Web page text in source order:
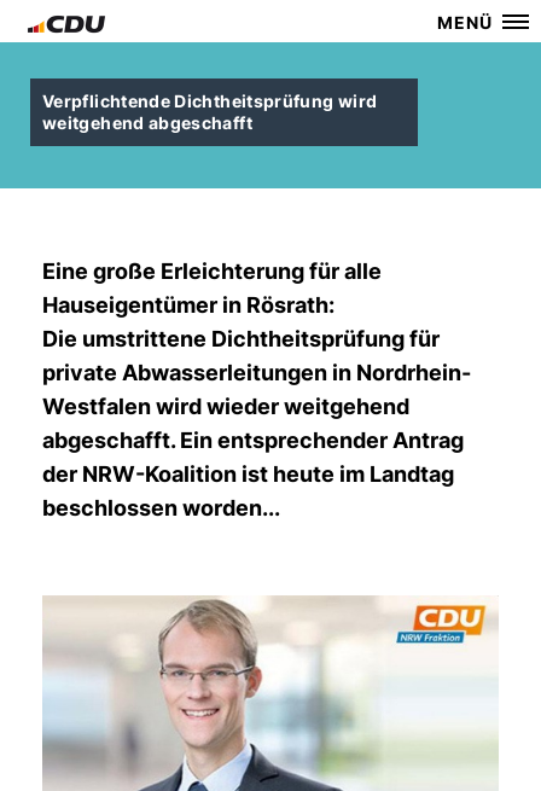
MENÜ
Verpflichtende Dichtheitsprüfung wird
weitgehend abgeschafft
Eine große Erleichterung für alle
Hauseigentümer in Rösrath:
Die umstrittene Dichtheitsprüfung für
private Abwasserleitungen in Nordrhein-
Westfalen wird wieder weitgehend
abgeschafft. Ein entsprechender Antrag
der NRW-Koalition ist heute im Landtag
beschlossen worden...